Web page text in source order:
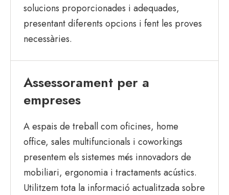
solucions proporcionades i adequades,
presentant diferents opcions i fent les proves
necessàries.
Assessorament per a
empreses
A espais de treball com oficines, home
office, sales multifuncionals i coworkings
presentem els sistemes més innovadors de
mobiliari, ergonomia i tractaments acústics.
Utilitzem tota la informació actualitzada sobre